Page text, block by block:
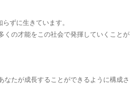
ずに生きています。
くの才能をこの社会で発揮していくことが
たが成長することができるように構成さ